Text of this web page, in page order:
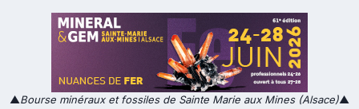
▲Bourse minéraux et fossiles de Sainte Marie aux Mines (Alsace)▲